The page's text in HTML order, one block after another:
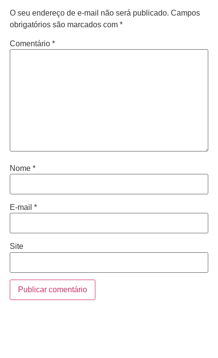
O seu endereço de e-mail não será publicado. Campos
obrigatórios são marcados com *
Comentário *
Nome *
E-mail *
Site